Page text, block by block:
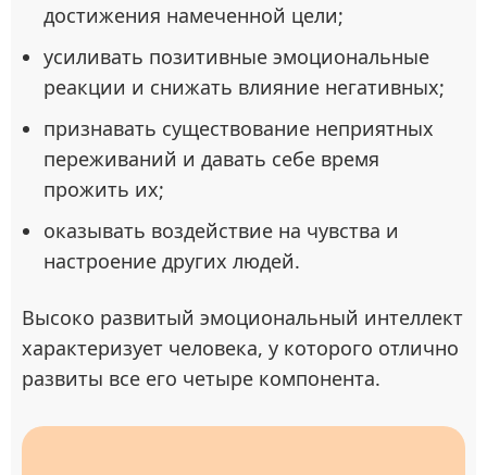
достижения намеченной цели;
усиливать позитивные эмоциональные
реакции и снижать влияние негативных;
признавать существование неприятных
переживаний и давать себе время
прожить их;
оказывать воздействие на чувства и
настроение других людей.
Высоко развитый эмоциональный интеллект
характеризует человека, у которого отлично
развиты все его четыре компонента.